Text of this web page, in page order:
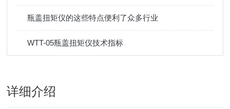
瓶盖扭矩仪的这些特点便利了众多行业
WTT-05瓶盖扭矩仪技术指标
详细介绍